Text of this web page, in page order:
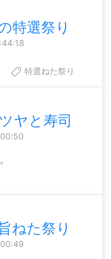
特選祭り
特選ねた祭り
ヤと寿司
ねた祭り